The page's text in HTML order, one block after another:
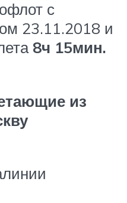
с
23.11.2018 и
8ч 15мин.
из